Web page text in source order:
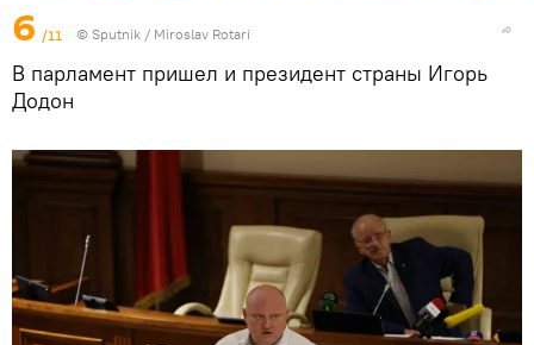
6 /11 © Sputnik / Miroslav Rotari
В парламент пришел и президент страны Игорь
Додон